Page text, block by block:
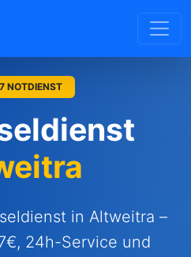
NOTDIENST
in Altweitra –
24h-Service und